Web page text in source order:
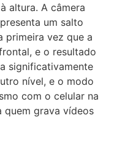
altura. A câmera
um salto
primeira vez que a
e o resultado
significativamente
nível, e o modo
com o celular na
quem grava vídeos